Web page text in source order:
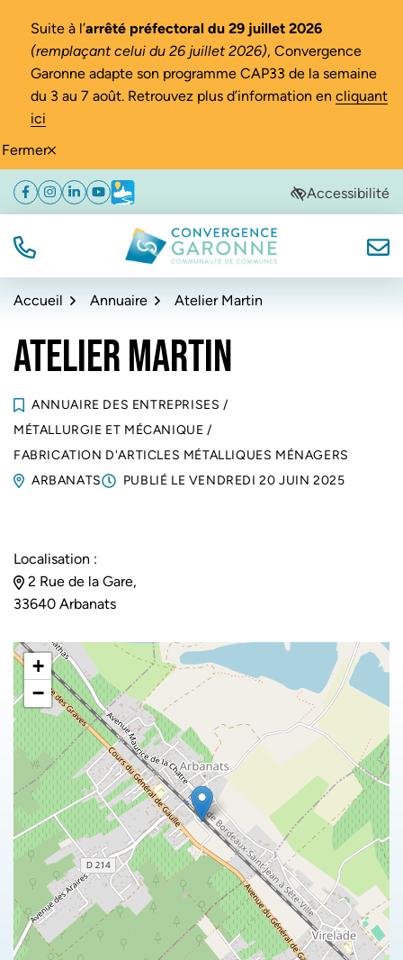
Fermer
Suite à l’arrêté préfectoral du 29 juillet 2026
(remplaçant celui du 26 juillet 2026), Convergence
Garonne adapte son programme CAP33 de la semaine
du 3 au 7 août. Retrouvez plus d’information en cliquant
ici
Aller
navigation
Aller
au
Aller
au
de
Facebook
(ouverture dans un nouvel onglet)
Instagram
(ouverture dans un nouvel onglet)
Linkedin
(ouverture dans un nouvel onglet)
YouTube
(ouverture dans un nouvel onglet)
Météo
(ouverture dans un nouvel onglet)Accessibilité
TÉL. Convergence Garonne
Accueil Annuaire Atelier Martin
ATELIER MARTIN
ANNUAIRE DES ENTREPRISES /
MÉTALLURGIE ET MÉCANIQUE /
FABRICATION D'ARTICLES MÉTALLIQUES MÉNAGERS
ARBANATS
PUBLIÉ LE VENDREDI 20 JUIN 2025
Localisation :
2 Rue de la Gare,
33640 Arbanats
+
−